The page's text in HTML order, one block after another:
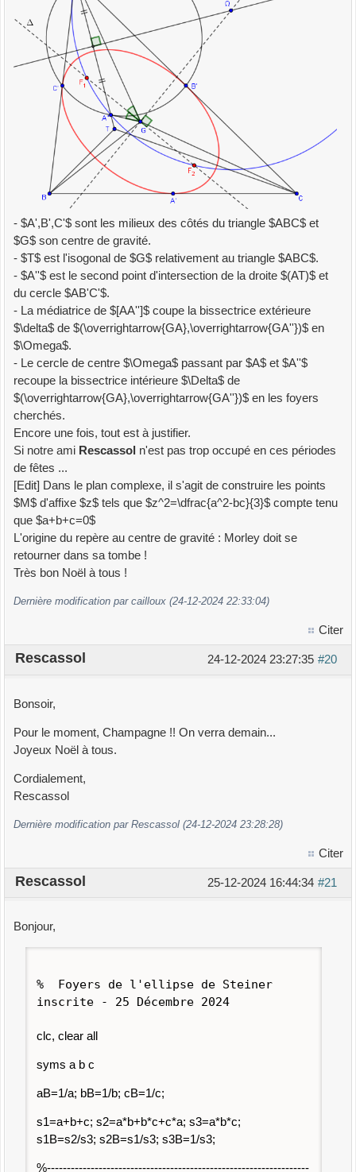
- $A',B',C'$ sont les milieux des côtés du triangle $ABC$ et
$G$ son centre de gravité.
- $T$ est l'isogonal de $G$ relativement au triangle $ABC$.
- $A''$ est le second point d'intersection de la droite $(AT)$ et
du cercle $AB'C'$.
- La médiatrice de $[AA'']$ coupe la bissectrice extérieure
$\delta$ de $(\overrightarrow{GA},\overrightarrow{GA''})$ en
$\Omega$.
- Le cercle de centre $\Omega$ passant par $A$ et $A''$
recoupe la bissectrice intérieure $\Delta$ de
$(\overrightarrow{GA},\overrightarrow{GA''})$ en les foyers
cherchés.
Encore une fois, tout est à justifier.
Si notre ami Rescassol n'est pas trop occupé en ces périodes
de fêtes ...
[Edit] Dans le plan complexe, il s'agit de construire les points
$M$ d'affixe $z$ tels que $z^2=\dfrac{a^2-bc}{3}$ compte tenu
que $a+b+c=0$
L'origine du repère au centre de gravité : Morley doit se
retourner dans sa tombe !
Très bon Noël à tous !
Dernière modification par cailloux (24-12-2024 22:33:04)
Citer
#20
24-12-2024 23:27:35
Rescassol
Bonsoir,
Pour le moment, Champagne !! On verra demain...
Joyeux Noël à tous.
Cordialement,
Rescassol
Dernière modification par Rescassol (24-12-2024 23:28:28)
Citer
#21
25-12-2024 16:44:34
Rescassol
Bonjour,
% Foyers de l'ellipse de Steiner
inscrite - 25 Décembre 2024
clc, clear all
syms a b c
aB=1/a; bB=1/b; cB=1/c;
s1=a+b+c; s2=a*b+b*c+c*a; s3=a*b*c;
s1B=s2/s3; s2B=s1/s3; s3B=1/s3;
%------------------------------------------------------------------